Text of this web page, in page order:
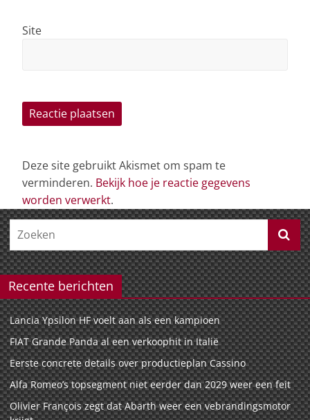
Site
Deze site gebruikt Akismet om spam te
verminderen. Bekijk hoe je reactie gegevens
worden verwerkt.
Recente berichten
Lancia Ypsilon HF voelt aan als een kampioen
FIAT Grande Panda al een verkoophit in Italië
Eerste concrete details over productieplan Cassino
Alfa Romeo’s topsegment niet eerder dan 2029 weer een feit
Olivier François zegt dat Abarth weer een vebrandingsmotor